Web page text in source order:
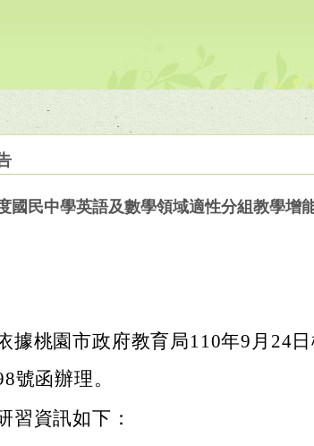
國民中學英語及數學領域適性分組教學增
據桃園市政府教育局110年9月24
號函辦理。
習資訊如下：